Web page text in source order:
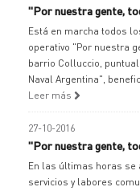
"Por nuestra gente,
Está en marcha todos
operativo "Por nuestra
barrio Colluccio,
Naval Argentina",
Leer más
27-10-2016
"Por nuestra gente,
En las últimas horas se
servicios y labores